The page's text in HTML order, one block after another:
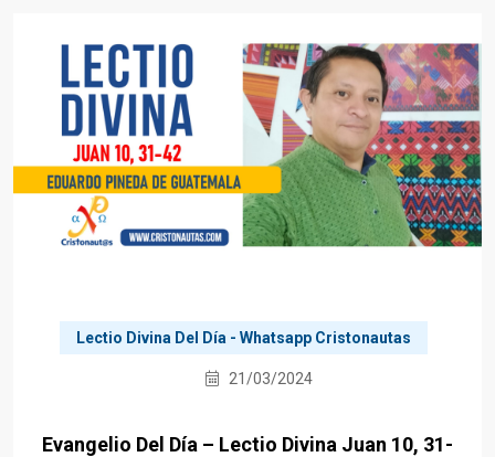
Lectio Divina Del Día - Whatsapp Cristonautas
21/03/2024
Evangelio Del Día – Lectio Divina Juan 10, 31-